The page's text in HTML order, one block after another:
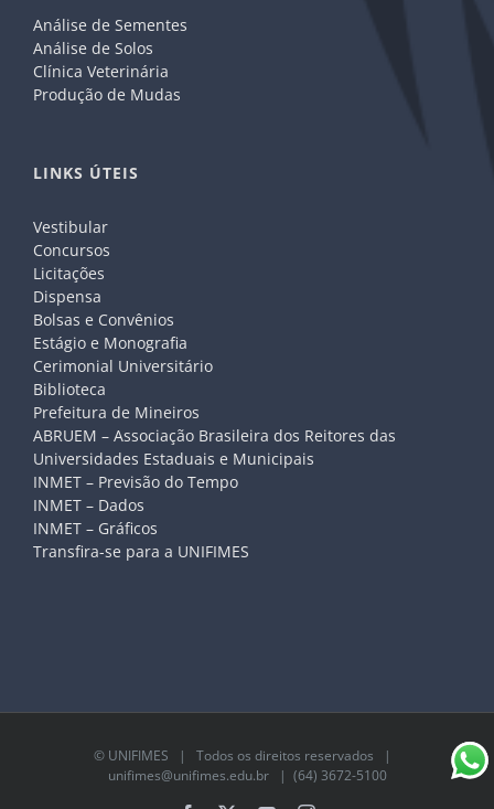
Análise de Sementes
Análise de Solos
Clínica Veterinária
Produção de Mudas
LINKS ÚTEIS
Vestibular
Concursos
Licitações
Dispensa
Bolsas e Convênios
Estágio e Monografia
Cerimonial Universitário
Biblioteca
Prefeitura de Mineiros
ABRUEM – Associação Brasileira dos Reitores das
Universidades Estaduais e Municipais
INMET – Previsão do Tempo
INMET – Dados
INMET – Gráficos
Transfira-se para a UNIFIMES
© UNIFIMES | Todos os direitos reservados |
unifimes@unifimes.edu.br| (64) 3672-5100